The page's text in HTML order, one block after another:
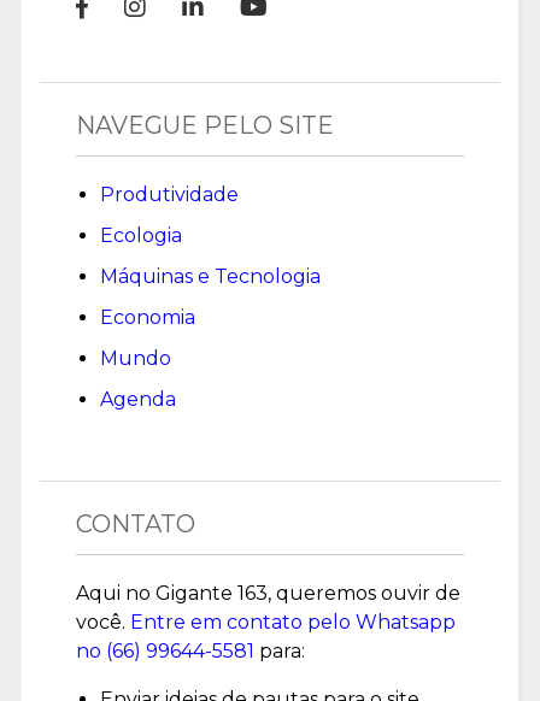
NAVEGUE PELO SITE
Produtividade
Ecologia
Máquinas e Tecnologia
Economia
Mundo
Agenda
CONTATO
Aqui no Gigante 163, queremos ouvir de
você. Entre em contato pelo Whatsapp
no (66) 99644-5581 para: